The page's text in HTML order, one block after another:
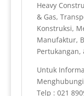
Heavy
& Gas,
Konstruksi,
Manufaktur,
Pertukangan,
Untuk
Telp : 021